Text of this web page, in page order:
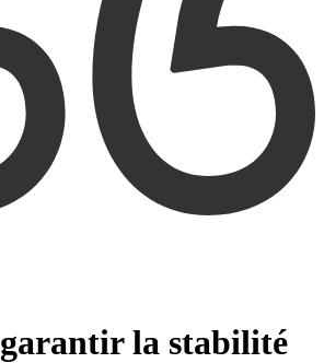
la stabilité